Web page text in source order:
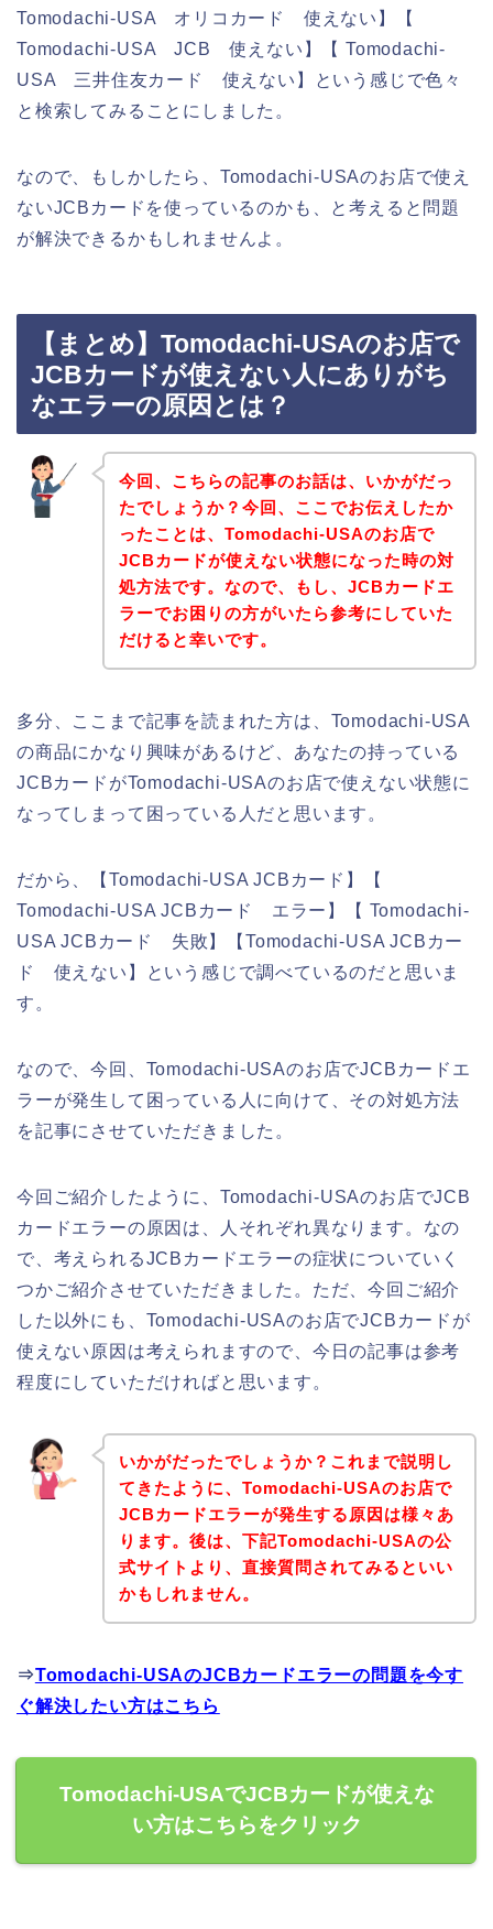
Tomodachi-USA オリコカード 使えない】【
Tomodachi-USA JCB 使えない】【 Tomodachi-
USA 三井住友カード 使えない】という感じで色々
と検索してみることにしました。
なので、もしかしたら、Tomodachi-USAのお店で使え
ないJCBカードを使っているのかも、と考えると問題
が解決できるかもしれませんよ。
【まとめ】Tomodachi-USAのお店で
JCBカードが使えない人にありがち
なエラーの原因とは？
今回、こちらの記事のお話は、いかがだっ
たでしょうか？今回、ここでお伝えしたか
ったことは、Tomodachi-USAのお店で
JCBカードが使えない状態になった時の対
処方法です。なので、もし、JCBカードエ
ラーでお困りの方がいたら参考にしていた
だけると幸いです。
多分、ここまで記事を読まれた方は、Tomodachi-USA
の商品にかなり興味があるけど、あなたの持っている
JCBカードがTomodachi-USAのお店で使えない状態に
なってしまって困っている人だと思います。
だから、【Tomodachi-USA JCBカード】【
Tomodachi-USA JCBカード エラー】【 Tomodachi-
USA JCBカード 失敗】【Tomodachi-USA JCBカー
ド 使えない】という感じで調べているのだと思いま
す。
なので、今回、Tomodachi-USAのお店でJCBカードエ
ラーが発生して困っている人に向けて、その対処方法
を記事にさせていただきました。
今回ご紹介したように、Tomodachi-USAのお店でJCB
カードエラーの原因は、人それぞれ異なります。なの
で、考えられるJCBカードエラーの症状についていく
つかご紹介させていただきました。ただ、今回ご紹介
した以外にも、Tomodachi-USAのお店でJCBカードが
使えない原因は考えられますので、今日の記事は参考
程度にしていただければと思います。
いかがだったでしょうか？これまで説明し
てきたように、Tomodachi-USAのお店で
JCBカードエラーが発生する原因は様々あ
ります。後は、下記Tomodachi-USAの公
式サイトより、直接質問されてみるといい
かもしれません。
⇒Tomodachi-USAのJCBカードエラーの問題を今す
ぐ解決したい方はこちら
Tomodachi-USAでJCBカードが使えな
い方はこちらをクリック